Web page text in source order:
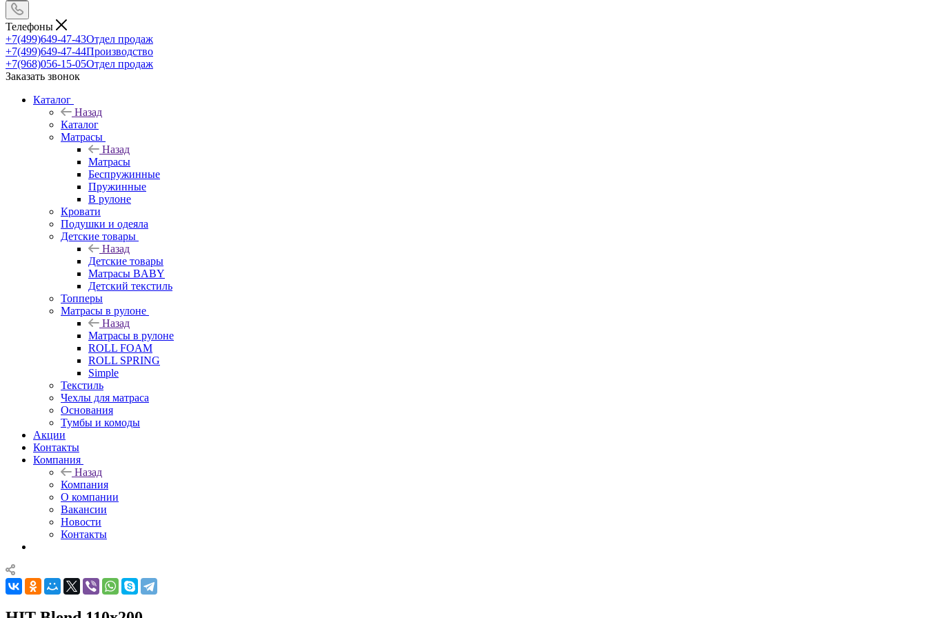
Телефоны
+7(499)649-47-43Отдел продаж
+7(499)649-47-44Производство
+7(968)056-15-05Отдел продаж
Заказать звонок
Каталог
Назад
Каталог
Матрасы
Назад
Матрасы
Беспружинные
Пружинные
В рулоне
Кровати
Подушки и одеяла
Детские товары
Назад
Детские товары
Матрасы BABY
Детский текстиль
Топперы
Матрасы в рулоне
Назад
Матрасы в рулоне
ROLL FOAM
ROLL SPRING
Simple
Текстиль
Чехлы для матраса
Основания
Тумбы и комоды
Акции
Контакты
Компания
Назад
Компания
О компании
Вакансии
Новости
Контакты